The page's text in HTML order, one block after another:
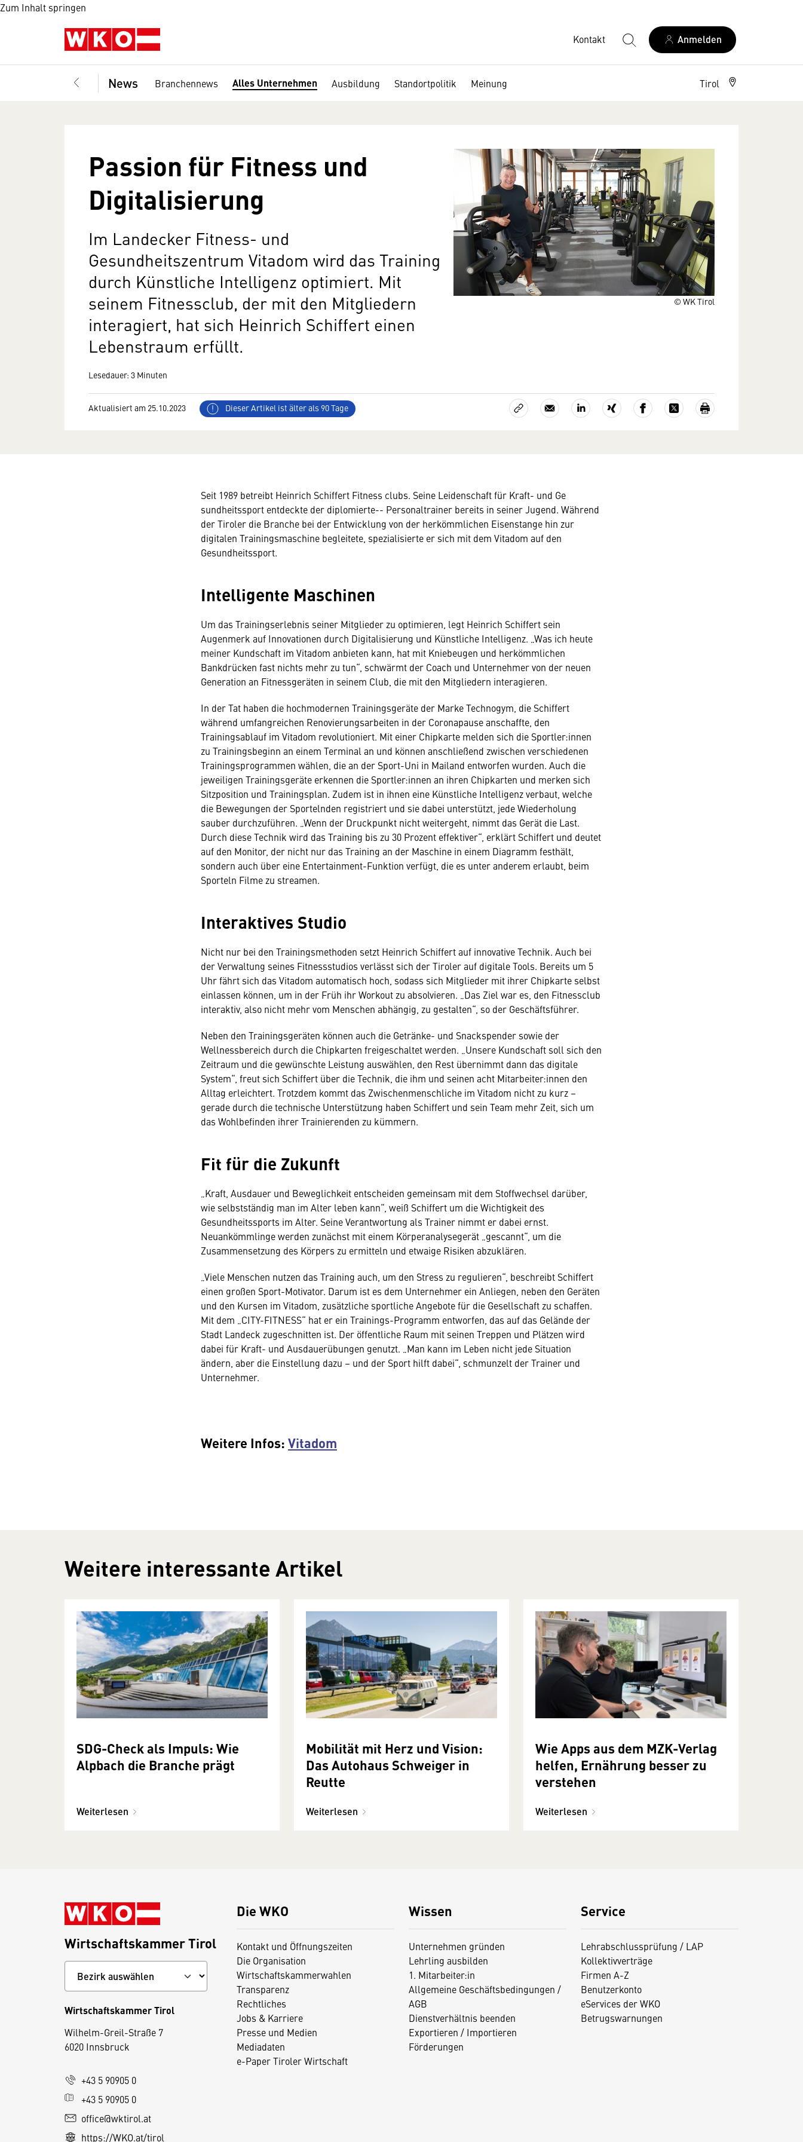
Zum Inhalt springen
Kontakt Anmelden
News Branchennews Alles Unternehmen Ausbildung Standortpolitik Meinung Tirol
© WK Tirol
Passion für Fitness und
Digitalisierung
Im Landecker Fitness- und
Gesundheitszentrum Vitadom wird das Training
durch Künstliche Intelligenz optimiert. Mit
seinem Fitnessclub, der mit den Mitgliedern
interagiert, hat sich Heinrich Schiffert einen
Lebenstraum erfüllt.
Lesedauer: 3 Minuten
Aktualisiert am 25.10.2023 Dieser Artikel ist älter als 90 Tage
Seit 1989 betreibt Heinrich Schiffert Fitness clubs. Seine Leidenschaft für Kraft- und Ge
sundheitssport entdeckte der diplomierte-- Personaltrainer bereits in seiner Jugend. Während
der Tiroler die Branche bei der Entwicklung von der herkömmlichen Eisenstange hin zur
digitalen Trainingsmaschine begleitete, spezialisierte er sich mit dem Vitadom auf den
Gesundheitssport.
Intelligente Maschinen
Um das Trainingserlebnis seiner Mitglieder zu optimieren, legt Heinrich Schiffert sein
Augenmerk auf Innovationen durch Digitalisierung und Künstliche Intelligenz. „Was ich heute
meiner Kundschaft im Vitadom anbieten kann, hat mit Kniebeugen und herkömmlichen
Bankdrücken fast nichts mehr zu tun“, schwärmt der Coach und Unternehmer von der neuen
Generation an Fitnessgeräten in seinem Club, die mit den Mitgliedern interagieren.
In der Tat haben die hochmodernen Trainingsgeräte der Marke Technogym, die Schiffert
während umfangreichen Renovierungsarbeiten in der Coronapause anschaffte, den
Trainingsablauf im Vitadom revolutioniert. Mit einer Chipkarte melden sich die Sportler:innen
zu Trainingsbeginn an einem Terminal an und können anschließend zwischen verschiedenen
Trainingsprogrammen wählen, die an der Sport-Uni in Mailand entworfen wurden. Auch die
jeweiligen Trainingsgeräte erkennen die Sportler:innen an ihren Chipkarten und merken sich
Sitzposition und Trainingsplan. Zudem ist in ihnen eine Künstliche Intelligenz verbaut, welche
die Bewegungen der Sportelnden registriert und sie dabei unterstützt, jede Wiederholung
sauber durchzuführen. „Wenn der Druckpunkt nicht weitergeht, nimmt das Gerät die Last.
Durch diese Technik wird das Training bis zu 30 Prozent effektiver“, erklärt Schiffert und deutet
auf den Monitor, der nicht nur das Training an der Maschine in einem Diagramm festhält,
sondern auch über eine Entertainment-Funktion verfügt, die es unter anderem erlaubt, beim
Sporteln Filme zu streamen.
Interaktives Studio
Nicht nur bei den Trainingsmethoden setzt Heinrich Schiffert auf innovative Technik. Auch bei
der Verwaltung seines Fitnessstudios verlässt sich der Tiroler auf digitale Tools. Bereits um 5
Uhr fährt sich das Vitadom automatisch hoch, sodass sich Mitglieder mit ihrer Chipkarte selbst
einlassen können, um in der Früh ihr Workout zu absolvieren. „Das Ziel war es, den Fitnessclub
interaktiv, also nicht mehr vom Menschen abhängig, zu gestalten“, so der Geschäftsführer.
Neben den Trainingsgeräten können auch die Getränke- und Snackspender sowie der
Wellnessbereich durch die Chipkarten freigeschaltet werden. „Unsere Kundschaft soll sich den
Zeitraum und die gewünschte Leistung auswählen, den Rest übernimmt dann das digitale
System“, freut sich Schiffert über die Technik, die ihm und seinen acht Mitarbeiter:innen den
Alltag erleichtert. Trotzdem kommt das Zwischenmenschliche im Vitadom nicht zu kurz –
gerade durch die technische Unterstützung haben Schiffert und sein Team mehr Zeit, sich um
das Wohlbefinden ihrer Trainierenden zu kümmern.
Fit für die Zukunft
„Kraft, Ausdauer und Beweglichkeit entscheiden gemeinsam mit dem Stoffwechsel darüber,
wie selbstständig man im Alter leben kann“, weiß Schiffert um die Wichtigkeit des
Gesundheitssports im Alter. Seine Verantwortung als Trainer nimmt er dabei ernst.
Neuankömmlinge werden zunächst mit einem Körperanalysegerät „gescannt“, um die
Zusammensetzung des Körpers zu ermitteln und etwaige Risiken abzuklären.
„Viele Menschen nutzen das Training auch, um den Stress zu regulieren“, beschreibt Schiffert
einen großen Sport-Motivator. Darum ist es dem Unternehmer ein Anliegen, neben den Geräten
und den Kursen im Vitadom, zusätzliche sportliche Angebote für die Gesellschaft zu schaffen.
Mit dem „CITY-FITNESS“ hat er ein Trainings-Programm entworfen, das auf das Gelände der
Stadt Landeck zugeschnitten ist. Der öffentliche Raum mit seinen Treppen und Plätzen wird
dabei für Kraft- und Ausdauerübungen genutzt. „Man kann im Leben nicht jede Situation
ändern, aber die Einstellung dazu – und der Sport hilft dabei“, schmunzelt der Trainer und
Unternehmer.
Weitere Infos:Vitadom
Weitere interessante Artikel
SDG-Check als Impuls: Wie
Alpbach die Branche prägt
Weiterlesen
Mobilität mit Herz und Vision:
Das Autohaus Schweiger in
Reutte
Weiterlesen
Wie Apps aus dem MZK-Verlag
helfen, Ernährung besser zu
verstehen
Weiterlesen
Die WKO
Kontakt und Öffnungszeiten
Die Organisation
Wirtschaftskammerwahlen
Transparenz
Rechtliches
Jobs & Karriere
Presse und Medien
Mediadaten
e-Paper Tiroler Wirtschaft
Wissen
Unternehmen gründen
Lehrling ausbilden
1. Mitarbeiter:in
Allgemeine Geschäftsbedingungen /
AGB
Dienstverhältnis beenden
Exportieren / Importieren
Förderungen
Service
Lehrabschlussprüfung / LAP
Kollektivverträge
Firmen A-Z
Benutzerkonto
eServices der WKO
Betrugswarnungen
Wirtschaftskammer Tirol
Wirtschaftskammer Tirol
Wilhelm-Greil-Straße 7
6020 Innsbruck
+43 5 90905 0
+43 5 90905 0
office@wktirol.at
https://WKO.at/tirol